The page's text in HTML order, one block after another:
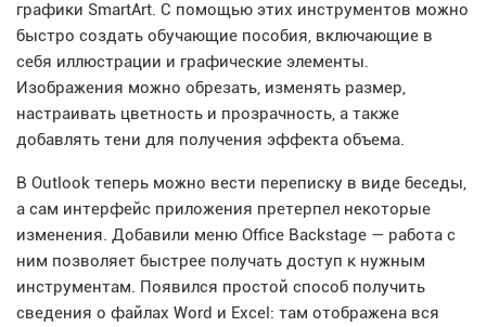
графики SmartArt. С помощью этих инструментов можно
быстро создать обучающие пособия, включающие в
себя иллюстрации и графические элементы.
Изображения можно обрезать, изменять размер,
настраивать цветность и прозрачность, а также
добавлять тени для получения эффекта объема.
В Outlook теперь можно вести переписку в виде беседы,
а сам интерфейс приложения претерпел некоторые
изменения. Добавили меню Office Backstage — работа с
ним позволяет быстрее получать доступ к нужным
инструментам. Появился простой способ получить
сведения о файлах Word и Excel: там отображена вся